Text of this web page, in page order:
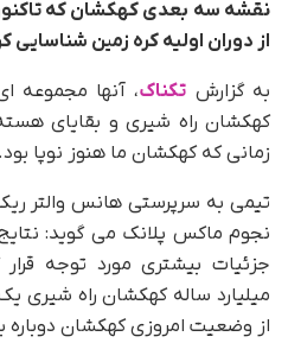
از دوران اولیه کره زمین شناسایی
به گزارش تکناک، آنها مجموعه
کهکشان راه شیری و بقایای
زمانی که کهکشان ما هنوز نوپا بود.
تیمی به سرپرستی هانس والتر
نجوم ماکس پلانک می گوید:
میلیارد ساله کهکشان راه شیری
از وضعیت امروزی کهکشان دوباره